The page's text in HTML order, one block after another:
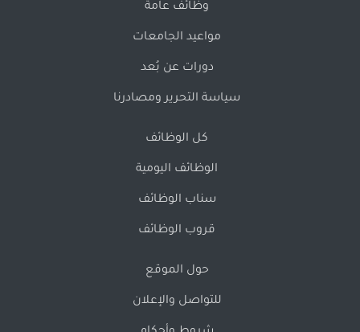
وظائف عامة
مواعيد الجامعات
دورات عن بُعد
سياسة التحرير ومصادرنا
كل الوظائف
الوظائف اليومية
سناب الوظائف
قروب الوظائف
حول الموقع
للتواصل والإعلان